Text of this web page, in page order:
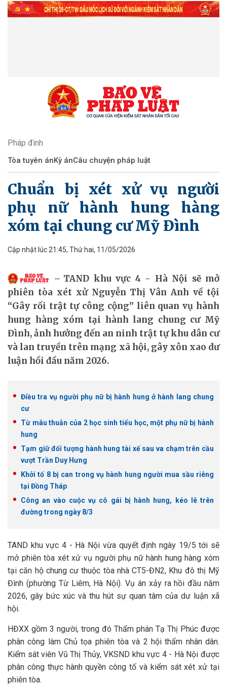
Pháp đình
Tòa tuyên ánKỳ án​Câu chuyện pháp luật
Chuẩn bị xét xử vụ người
phụ nữ hành hung hàng
xóm tại chung cư Mỹ Đình
Cập nhật lúc 21:45, Thứ hai, 11/05/2026
TAND khu vực 4 - Hà Nội sẽ mở
phiên tòa xét xử Nguyễn Thị Vân Anh về tội
“Gây rối trật tự công cộng” liên quan vụ hành
hung hàng xóm tại hành lang chung cư Mỹ
Đình, ảnh hưởng đến an ninh trật tự khu dân cư
và lan truyền trên mạng xã hội, gây xôn xao dư
luận hồi đầu năm 2026.
Điều tra vụ người phụ nữ bị hành hung ở hành lang chung
cư
Từ mâu thuẫn của 2 học sinh tiểu học, một phụ nữ bị hành
hung
Tạm giữ đối tượng hành hung tài xế sau va chạm trên cầu
vượt Trần Duy Hưng
Khởi tố 8 bị can trong vụ hành hung người mua sầu riêng
tại Đồng Tháp
Công an vào cuộc vụ cô gái bị hành hung, kéo lê trên
đường trong ngày 8/3
TAND khu vực 4 - Hà Nội vừa quyết định ngày 19/5 tới sẽ
mở phiên tòa xét xử vụ người phụ nữ hành hung hàng xóm
tại căn hộ chung cư thuộc tòa nhà CT5-ĐN2, Khu đô thị Mỹ
Đình (phường Từ Liêm, Hà Nội). Vụ án xảy ra hồi đầu năm
2026, gây bức xúc và thu hút sự quan tâm của dư luận xã
hội.
HĐXX gồm 3 người, trong đó Thẩm phán Tạ Thị Phúc được
phân công làm Chủ tọa phiên tòa và 2 hội thẩm nhân dân.
Kiểm sát viên Vũ Thị Thủy, VKSND khu vực 4 - Hà Nội được
phân công thực hành quyền công tố và kiểm sát xét xử tại
phiên tòa.